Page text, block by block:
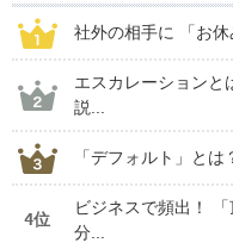
社外の相手に 「お休
エスカレーションと
説...
「デフォルト」と
4位
ビジネスで頻出！
分...